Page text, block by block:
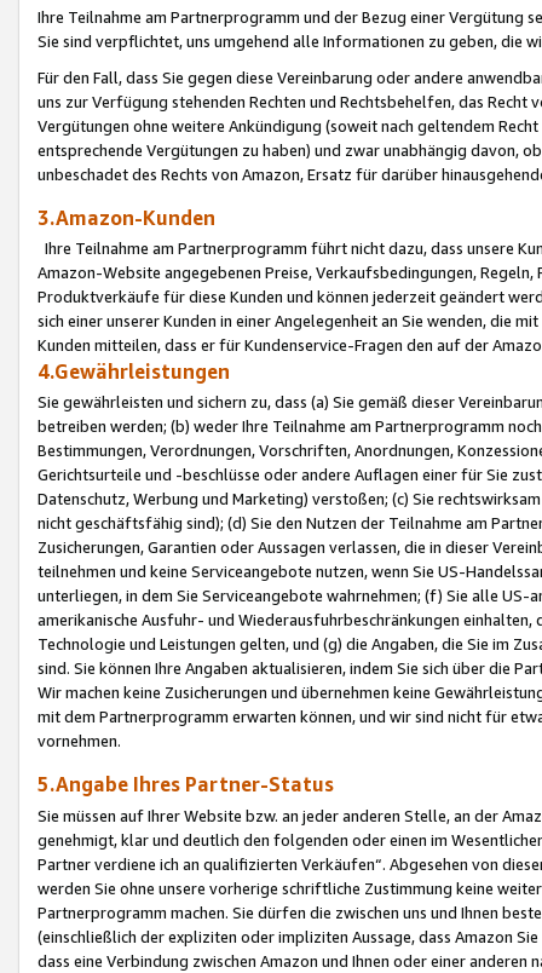
Ihre Teilnahme am Partnerprogramm und der Bezug einer Vergütung
Sie sind verpflichtet, uns umgehend alle Informationen zu geben, die
Für den Fall, dass Sie gegen diese Vereinbarung oder andere
uns zur Verfügung stehenden Rechten und Rechtsbehelfen, das
Vergütungen ohne weitere Ankündigung (soweit nach geltendem
entsprechende Vergütungen zu haben) und zwar unabhängig davon,
unbeschadet des Rechts von Amazon, Ersatz für darüber
3.Amazon-Kunden
Ihre Teilnahme am Partnerprogramm führt nicht dazu, dass unsere
Amazon-Website angegebenen Preise, Verkaufsbedingungen,
Produktverkäufe für diese Kunden und können jederzeit geändert
sich einer unserer Kunden in einer Angelegenheit an Sie wenden, die
Kunden mitteilen, dass er für Kundenservice-Fragen den auf der
4.Gewährleistungen
Sie gewährleisten und sichern zu, dass (a) Sie gemäß dieser
betreiben werden; (b) weder Ihre Teilnahme am Partnerprogramm
Bestimmungen, Verordnungen, Vorschriften, Anordnungen,
Gerichtsurteile und -beschlüsse oder andere Auflagen einer für Sie
Datenschutz, Werbung und Marketing) verstoßen; (c) Sie
nicht geschäftsfähig sind); (d) Sie den Nutzen der Teilnahme am
Zusicherungen, Garantien oder Aussagen verlassen, die in dieser
teilnehmen und keine Serviceangebote nutzen, wenn Sie US-
unterliegen, in dem Sie Serviceangebote wahrnehmen; (f) Sie alle
amerikanische Ausfuhr- und Wiederausfuhrbeschränkungen
Technologie und Leistungen gelten, und (g) die Angaben, die Sie im
sind. Sie können Ihre Angaben aktualisieren, indem Sie sich über die
Wir machen keine Zusicherungen und übernehmen keine
mit dem Partnerprogramm erwarten können, und wir sind nicht für
vornehmen.
5.Angabe Ihres Partner-Status
Sie müssen auf Ihrer Website bzw. an jeder anderen Stelle, an der
genehmigt, klar und deutlich den folgenden oder einen im
Partner verdiene ich an qualifizierten Verkäufen“. Abgesehen von
werden Sie ohne unsere vorherige schriftliche Zustimmung keine
Partnerprogramm machen. Sie dürfen die zwischen uns und Ihnen
(einschließlich der expliziten oder impliziten Aussage, dass Amazon
dass eine Verbindung zwischen Amazon und Ihnen oder einer